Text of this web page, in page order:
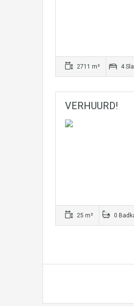
2711 m² 4
VERHUURD!
25 m² 0